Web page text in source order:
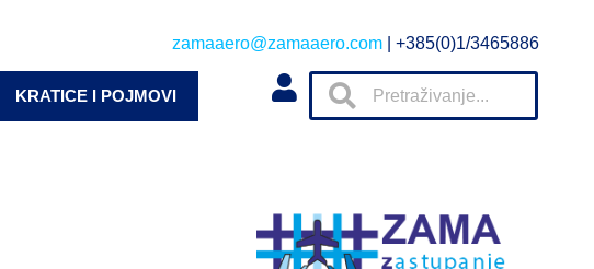
zamaaero@zamaaero.com | +385(0)1/3465886
KRATICE I POJMOVI